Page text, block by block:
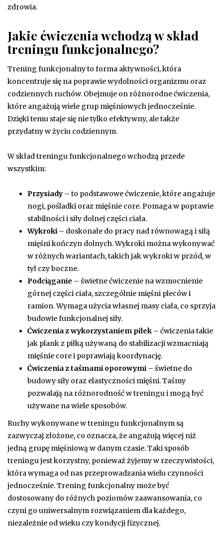
zdrowia.
Jakie ćwiczenia wchodzą w skład
treningu funkcjonalnego?
Trening funkcjonalny to forma aktywności, która
koncentruje się na poprawie wydolności organizmu oraz
codziennych ruchów. Obejmuje on różnorodne ćwiczenia,
które angażują wiele grup mięśniowych jednocześnie.
Dzięki temu staje się nie tylko efektywny, ale także
przydatny w życiu codziennym.
W skład treningu funkcjonalnego wchodzą przede
wszystkim:
Przysiady – to podstawowe ćwiczenie, które angażuje
nogi, pośladki oraz mięśnie core. Pomaga w poprawie
stabilności i siły dolnej części ciała.
Wykroki – doskonałe do pracy nad równowagą i siłą
mięśni kończyn dolnych. Wykroki można wykonywać
w różnych wariantach, takich jak wykroki w przód, w
tył czy boczne.
Podciąganie – świetne ćwiczenie na wzmocnienie
górnej części ciała, szczególnie mięśni pleców i
ramion. Wymaga użycia własnej masy ciała, co sprzyja
budowie funkcjonalnej siły.
Ćwiczenia z wykorzystaniem piłek – ćwiczenia takie
jak plank z piłką używaną do stabilizacji wzmacniają
mięśnie core i poprawiają koordynację.
Ćwiczenia z taśmami oporowymi – świetne do
budowy siły oraz elastyczności mięśni. Taśmy
pozwalają na różnorodność w treningu i mogą być
używane na wiele sposobów.
Ruchy wykonywane w treningu funkcjonalnym są
zazwyczaj złożone, co oznacza, że angażują więcej niż
jedną grupę mięśniową w danym czasie. Taki sposób
treningu jest korzystny, ponieważ żyjemy w rzeczywistości,
która wymaga od nas przeprowadzania wielu czynności
jednocześnie. Trening funkcjonalny może być
dostosowany do różnych poziomów zaawansowania, co
czyni go uniwersalnym rozwiązaniem dla każdego,
niezależnie od wieku czy kondycji fizycznej.